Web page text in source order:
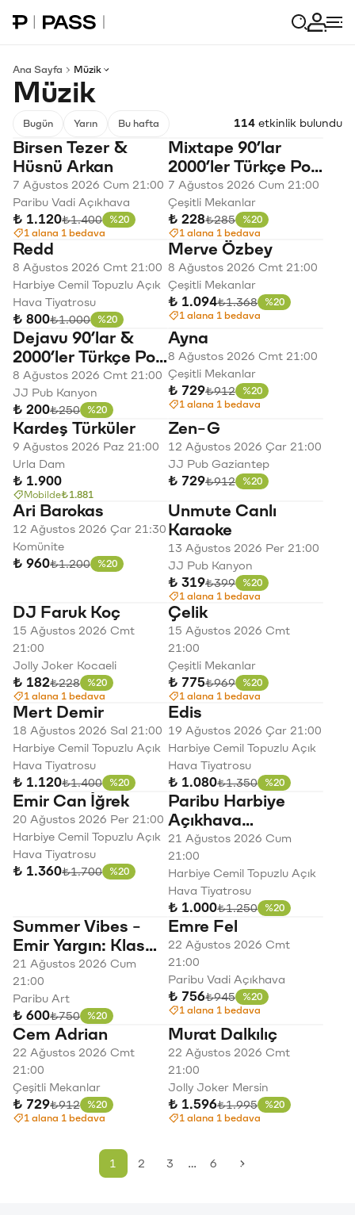
Paribu Pass Ana Sayfa Giriş
Ana Sayfa Müzik
Müzik
Bugün Yarın Bu hafta 114 etkinlik bulundu
Birsen Tezer &
Hüsnü Arkan
7 Ağustos 2026 Cum 21:00
Paribu Vadi Açıkhava
₺ 1.120Eski fiyat
₺1.400 İndirim
%20
1 alana 1 bedava
Mixtape 90’lar
2000’ler Türkçe Pop
Parti
7 Ağustos 2026 Cum 21:00
Çeşitli Mekanlar
₺ 228Eski fiyat
₺285 İndirim
%20
1 alana 1 bedava
Redd
8 Ağustos 2026 Cmt 21:00
Harbiye Cemil Topuzlu Açık
Hava Tiyatrosu
₺ 800Eski fiyat
₺1.000 İndirim
%20
Merve Özbey
8 Ağustos 2026 Cmt 21:00
Çeşitli Mekanlar
₺ 1.094Eski fiyat
₺1.368 İndirim
%20
1 alana 1 bedava
Dejavu 90’lar &
2000’ler Türkçe Pop
Gecesi
8 Ağustos 2026 Cmt 21:00
JJ Pub Kanyon
₺ 200Eski fiyat
₺250 İndirim
%20
Ayna
8 Ağustos 2026 Cmt 21:00
Çeşitli Mekanlar
₺ 729Eski fiyat
₺912 İndirim
%20
1 alana 1 bedava
Kardeş Türküler
9 Ağustos 2026 Paz 21:00
Urla Dam
₺ 1.900
Mobilde₺1.881
Zen-G
12 Ağustos 2026 Çar 21:00
JJ Pub Gaziantep
₺ 729Eski fiyat
₺912 İndirim
%20
Ari Barokas
12 Ağustos 2026 Çar 21:30
Komünite
₺ 960Eski fiyat
₺1.200 İndirim
%20
Unmute Canlı
Karaoke
13 Ağustos 2026 Per 21:00
JJ Pub Kanyon
₺ 319Eski fiyat
₺399 İndirim
%20
1 alana 1 bedava
DJ Faruk Koç
15 Ağustos 2026 Cmt
21:00
Jolly Joker Kocaeli
₺ 182Eski fiyat
₺228 İndirim
%20
1 alana 1 bedava
Çelik
15 Ağustos 2026 Cmt
21:00
Çeşitli Mekanlar
₺ 775Eski fiyat
₺969 İndirim
%20
1 alana 1 bedava
Mert Demir
18 Ağustos 2026 Sal 21:00
Harbiye Cemil Topuzlu Açık
Hava Tiyatrosu
₺ 1.120Eski fiyat
₺1.400 İndirim
%20
Edis
19 Ağustos 2026 Çar 21:00
Harbiye Cemil Topuzlu Açık
Hava Tiyatrosu
₺ 1.080Eski fiyat
₺1.350 İndirim
%20
Emir Can İğrek
20 Ağustos 2026 Per 21:00
Harbiye Cemil Topuzlu Açık
Hava Tiyatrosu
₺ 1.360Eski fiyat
₺1.700 İndirim
%20
Paribu Harbiye
Açıkhava
Konserleri Mabel
Matiz
21 Ağustos 2026 Cum
21:00
Harbiye Cemil Topuzlu Açık
Hava Tiyatrosu
₺ 1.000Eski fiyat
₺1.250 İndirim
%20
Summer Vibes -
Emir Yargın: Klas
Pop
21 Ağustos 2026 Cum
21:00
Paribu Art
₺ 600Eski fiyat
₺750 İndirim
%20
Emre Fel
22 Ağustos 2026 Cmt
21:00
Paribu Vadi Açıkhava
₺ 756Eski fiyat
₺945 İndirim
%20
1 alana 1 bedava
Cem Adrian
22 Ağustos 2026 Cmt
21:00
Çeşitli Mekanlar
₺ 729Eski fiyat
₺912 İndirim
%20
1 alana 1 bedava
Murat Dalkılıç
22 Ağustos 2026 Cmt
21:00
Jolly Joker Mersin
₺ 1.596Eski fiyat
₺1.995 İndirim
%20
1 alana 1 bedava
1 2 3 … 6